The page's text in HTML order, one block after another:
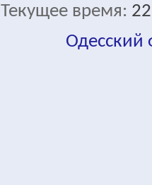
Текущее время:
Одесский